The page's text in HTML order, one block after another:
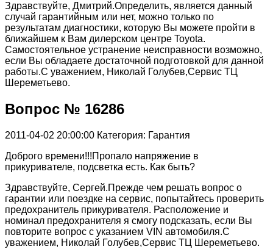
Здравствуйте, Дмитрий.Определить, является данный
случай гарантийным или нет, можно только по
результатам диагностики, которую Вы можете пройти в
ближайшем к Вам дилерском центре Toyota.
Самостоятельное устранение неисправности возможно,
если Вы обладаете достаточной подготовкой для данной
работы.С уважением, Николай Голубев,Сервис ТЦ
Шереметьево.
Вопрос № 16286
2011-04-02 20:00:00 Категория: Гарантия
Доброго времени!!!Пропало напряжение в
прикуривателе, подсветка есть. Как быть?
Здравствуйте, Сергей.Прежде чем решать вопрос о
гарантии или поездке на сервис, попытайтесь проверить
предохранитель прикуривателя. Расположение и
номинал предохранителя я смогу подсказать, если Вы
повторите вопрос с указанием VIN автомобиля.С
уважением, Николай Голубев,Сервис ТЦ Шереметьево.